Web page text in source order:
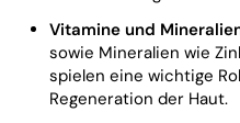
Vitamine und
sowie Mineralien wie
spielen eine wichtige
Regeneration der Haut.